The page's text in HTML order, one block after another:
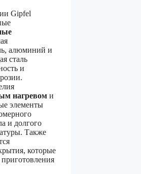
Gipfel
алюминий и
сталь
и
нагревом и
элементы
и долгого
Также
которые